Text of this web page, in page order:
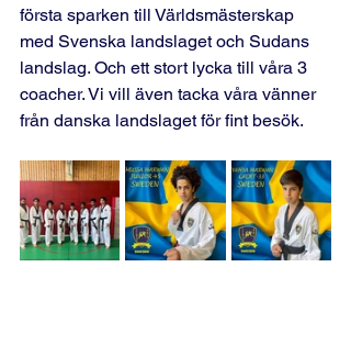
första sparken till Världsmästerskap
med Svenska landslaget och Sudans
landslag. Och ett stort lycka till våra 3
coacher. Vi vill även tacka våra vänner
från danska landslaget för fint besök.